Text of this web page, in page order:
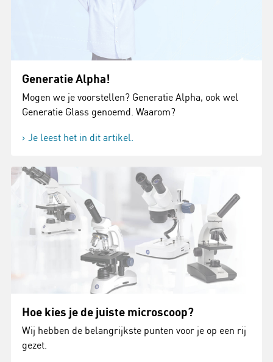
Generatie Alpha!
Mogen we je voorstellen? Generatie Alpha, ook wel
Generatie Glass genoemd. Waarom?
Je leest het in dit artikel.
Hoe kies je de juiste microscoop?
Wij hebben de belangrijkste punten voor je op een rij
gezet.